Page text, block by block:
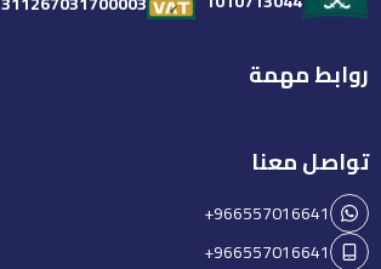
روابط مهمة
تواصل معنا
+966557016641
+966557016641